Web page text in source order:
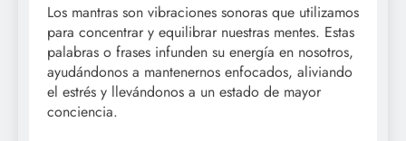
Los mantras son vibraciones sonoras que utilizamos
para concentrar y equilibrar nuestras mentes. Estas
palabras o frases infunden su energía en nosotros,
ayudándonos a mantenernos enfocados, aliviando
el estrés y llevándonos a un estado de mayor
conciencia.